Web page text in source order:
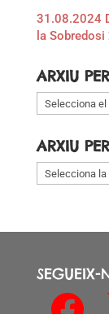
31.08.2024
la Sobredosi
ARXIU
Arxiu
per
ARXIU
Arxiu
per
SEGUEIX-
Facebook